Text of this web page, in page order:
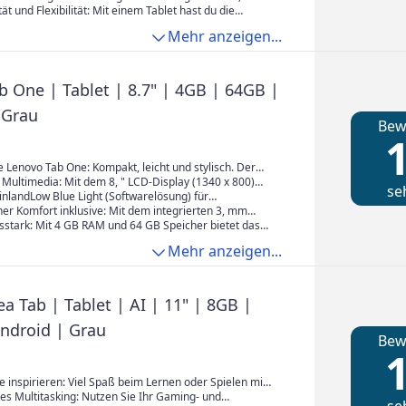
angewiesen zu sein.
und E-Mail-Kommunikation über das
Apps für Notizen und Dokumente.
und Flexibilität: Mit einem Tablet hast du die
von einem Ort zum anderen mitnehmen und bietet
in verschiedenen Umgebungen.
Mehr anzeigen...
One | Tablet | 8.7" | 4GB | 64GB |
Lenovo Tab One: Kompakt, leicht und stylisch. Der
für unterwegs, egal ob im Zug, im Café oder auf
Mit dem 8, " LCD-Display (1340 x 800)
Serien und Inhalte in klarer Qualität, wo immer
Blue Light (Softwarelösung) für
Bildschirmnutzung.
Komfort inklusive: Mit dem integrierten 3, mm
bleiben Sie flexibel - egal ob mit
Mit 4 GB RAM und 64 GB Speicher bietet das
– ideal für den Alltag und unterwegs.Mehr anzeigen...
Tab | Tablet | AI | 11" | 8GB |
| Grau
inspirieren: Viel Spaß beim Lernen oder Spielen mit
Bildern dank der schnellen 90-Hz-
Multitasking: Nutzen Sie Ihr Gaming- und